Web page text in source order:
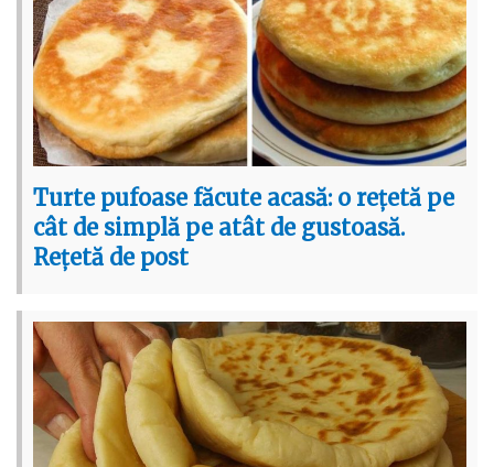
Turte pufoase făcute acasă: o rețetă pe
cât de simplă pe atât de gustoasă.
Rețetă de post